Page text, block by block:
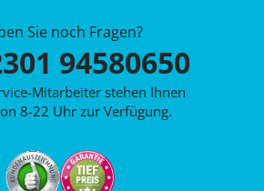
Sie noch Fragen?
94580650
Mitarbeiter stehen Ihnen
8-22 Uhr zur Verfügung.